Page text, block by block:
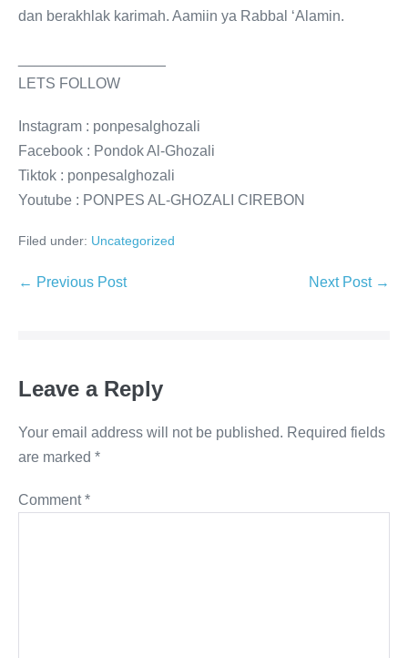
dan berakhlak karimah. Aamiin ya Rabbal ‘Alamin.
LETS FOLLOW
Instagram : ponpesalghozali
Facebook : Pondok Al-Ghozali
Tiktok : ponpesalghozali
Youtube : PONPES AL-GHOZALI CIREBON
Filed under: Uncategorized
Post
← Previous Post Next Post →
Leave a Reply
Your email address will not be published. Required fields
are marked *
Comment*